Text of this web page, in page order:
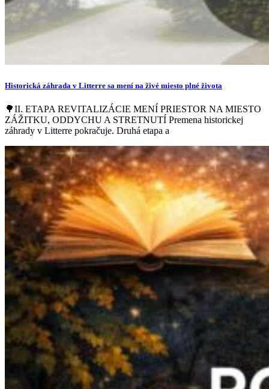
Historická záhrada v Litterre sa mení na živé miesto plné života
🌳II. ETAPA REVITALIZÁCIE MENÍ PRIESTOR NA MIESTO
ZÁŽITKU, ODDYCHU A STRETNUTÍ Premena historickej
záhrady v Litterre pokračuje. Druhá etapa a